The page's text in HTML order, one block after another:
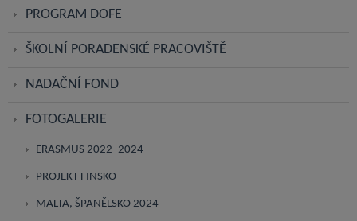
PROGRAM DOFE
ŠKOLNÍ PORADENSKÉ PRACOVIŠTĚ
NADAČNÍ FOND
FOTOGALERIE
ERASMUS 2022–2024
PROJEKT FINSKO
MALTA, ŠPANĚLSKO 2024